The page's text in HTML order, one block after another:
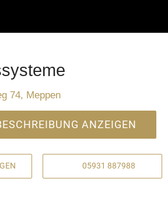
74, Meppen
ANZEIGEN
05931 887988